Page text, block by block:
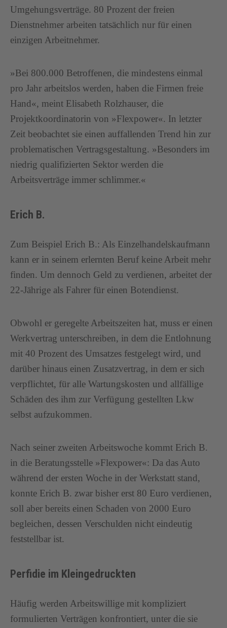
Umgehungsverträge. 80 Prozent der freien
Dienstnehmer arbeiten tatsächlich nur für einen
einzigen Arbeitnehmer.
»Bei 800.000 Betroffenen, die mindestens einmal
pro Jahr arbeitslos werden, haben die Firmen freie
Hand«, meint Elisabeth Rolzhauser, die
Projektkoordinatorin von »Flexpower«. In letzter
Zeit beobachtet sie einen auffallenden Trend hin zur
problematischen Vertragsgestaltung. »Besonders im
niedrig qualifizierten Sektor werden die
Arbeitsverträge immer schlimmer.«
Erich B.
Zum Beispiel Erich B.: Als Einzelhandelskaufmann
kann er in seinem erlernten Beruf keine Arbeit mehr
finden. Um dennoch Geld zu verdienen, arbeitet der
22-Jährige als Fahrer für einen Botendienst.
Obwohl er geregelte Arbeitszeiten hat, muss er einen
Werkvertrag unterschreiben, in dem die Entlohnung
mit 40 Prozent des Umsatzes festgelegt wird, und
darüber hinaus einen Zusatzvertrag, in dem er sich
verpflichtet, für alle Wartungskosten und allfällige
Schäden des ihm zur Verfügung gestellten Lkw
selbst aufzukommen.
Nach seiner zweiten Arbeitswoche kommt Erich B.
in die Beratungsstelle »Flexpower«: Da das Auto
während der ersten Woche in der Werkstatt stand,
konnte Erich B. zwar bisher erst 80 Euro verdienen,
soll aber bereits einen Schaden von 2000 Euro
begleichen, dessen Verschulden nicht eindeutig
feststellbar ist.
Perfidie im Kleingedruckten
Häufig werden Arbeitswillige mit kompliziert
formulierten Verträgen konfrontiert, unter die sie